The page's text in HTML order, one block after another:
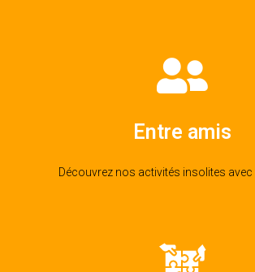
Entre amis
Découvrez nos activités insolites